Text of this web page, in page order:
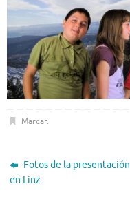
Marcar.
Fotos de la presentación
en Linz